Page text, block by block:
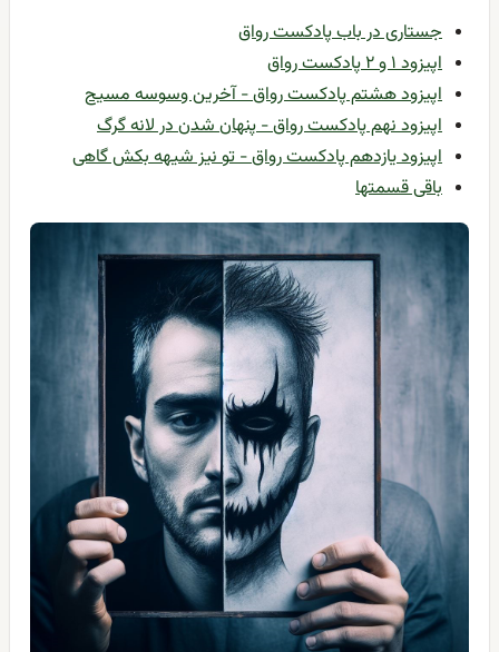
جستاری در باب پادکست رواق
اپیزود ۱ و ۲ پادکست رواق
اپیزود هشتم پادکست رواق - آخرین وسوسه مسیح
اپیزود نهم پادکست رواق - پنهان شدن در لانه گرگ
اپیزود یازدهم پادکست رواق - تو نیز شیهه بکش گاهی
باقی قسمتها